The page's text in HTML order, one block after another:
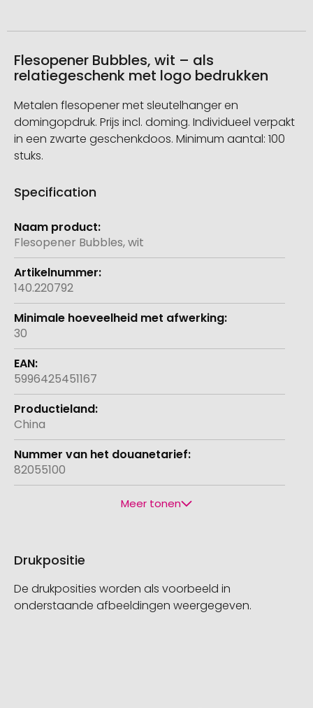
Flesopener Bubbles, wit – als
relatiegeschenk met logo bedrukken
Metalen flesopener met sleutelhanger en
domingopdruk. Prijs incl. doming. Individueel verpakt
in een zwarte geschenkdoos. Minimum aantal: 100
stuks.
Specification
Meer
informatie
Flesopener Bubbles, wit
140.220792
30
5996425451167
China
82055100
Meer tonen
Drukpositie
De drukposities worden als voorbeeld in
onderstaande afbeeldingen weergegeven.